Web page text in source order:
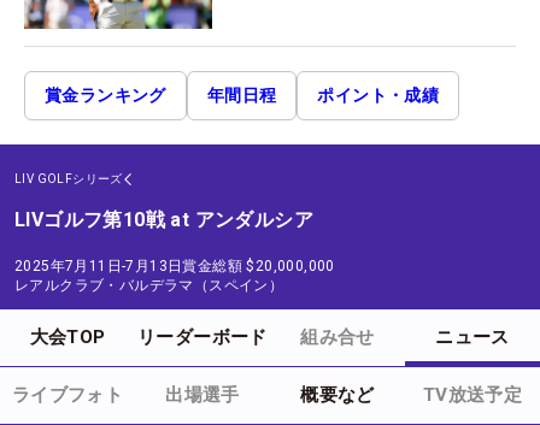
賞金ランキング 年間日程 ポイント・成績
LIV GOLFシリーズ
LIVゴルフ第10戦 at アンダルシア
2025年7月11日-7月13日賞金総額 $20,000,000
レアルクラブ・バルデラマ（スペイン）
大会TOP リーダーボード 組み合せ ニュース
ライブフォト 出場選手 概要など TV放送予定